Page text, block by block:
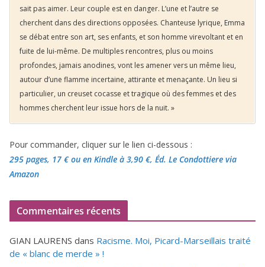
sait pas aimer. Leur couple est en danger. L’une et l’autre se
cherchent dans des directions opposées. Chanteuse lyrique, Emma
se débat entre son art, ses enfants, et son homme virevoltant et en
fuite de lui-même. De multiples rencontres, plus ou moins
profondes, jamais anodines, vont les amener vers un même lieu,
autour d’une flamme incertaine, attirante et menaçante. Un lieu si
particulier, un creuset cocasse et tragique où des femmes et des
hommes cherchent leur issue hors de la nuit. »
Pour commander, cliquer sur le lien ci-dessous :
295 pages, 17 €ou en Kindle à 3,90 €, Éd. Le Condottiere via
Amazon
Commentaires récents
GIAN LAURENS dans Racisme. Moi, Picard-Marseillais traité
de « blanc de merde » !